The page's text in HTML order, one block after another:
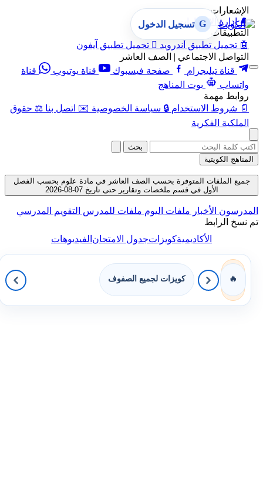
الإشعارات
🔔 إدارة الإشعارات
التطبيقات
🤖 تحميل تطبيق أندرويد  تحميل تطبيق آيفون
التواصل الاجتماعي | الصف العاشر
قناة تيليجرام
صفحة فيسبوك قناة يوتيوب
قناة
واتساب
بوت المناهج
روابط مهمة
📄 شروط الاستخدام 🔒 سياسة الخصوصية ✉️ اتصل بنا ⚖️ حقوق
الملكية الفكرية
G تسجيل الدخول
بحث
المناهج الكويتية
جميع الملفات المتوفرة بحسب الصف العاشر في مادة علوم بحسب الفصل
الأول في قسم ملخصات وتقارير حتى تاريخ 07-08-2026
المدرسون الأخبار ملفات اليوم ملفات للمدرس التقويم المدرسي
تم نسخ الرابط
الأكاديميةكويزاتجدول الامتحانالفيديوهات
🔥 كويزات لجميع الصفوف